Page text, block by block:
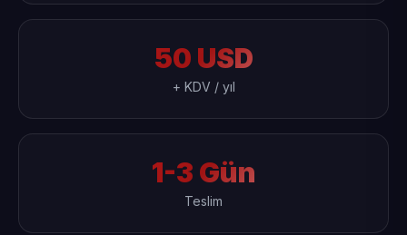
50 USD
+ KDV / yıl
1-3 Gün
Teslim